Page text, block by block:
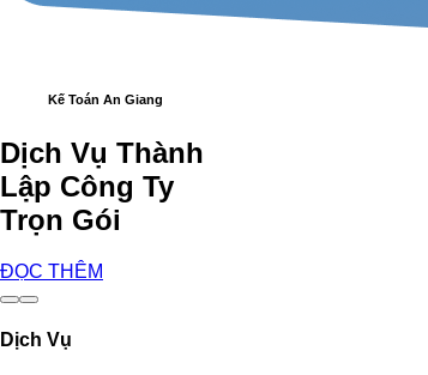
Kế Toán An Giang
Dịch Vụ Thành
Lập Công Ty
Trọn Gói
ĐỌC THÊM
Dịch Vụ